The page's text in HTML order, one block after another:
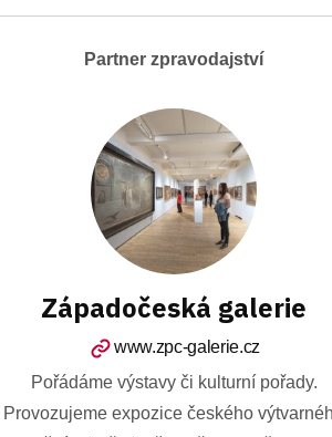
Partner zpravodajství
Západočeská galerie
www.zpc-galerie.cz
Pořádáme výstavy či kulturní pořady.
Provozujeme expozice českého